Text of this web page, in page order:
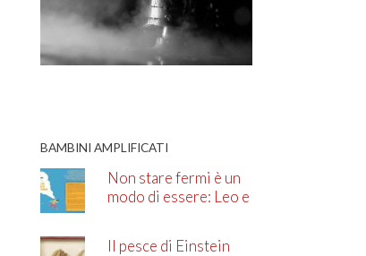
BAMBINI AMPLIFICATI
Non stare fermi è un
modo di essere: Leo e
Il pesce di Einstein